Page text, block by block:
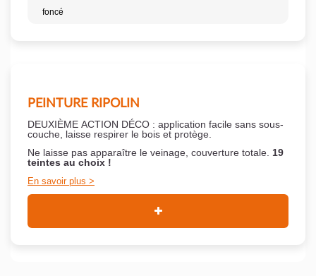
foncé
PEINTURE RIPOLIN
DEUXIÈME ACTION DÉCO : application facile sans sous-
couche, laisse respirer le bois et protège.
Ne laisse pas apparaître le veinage, couverture totale. 19
teintes au choix !
En savoir plus